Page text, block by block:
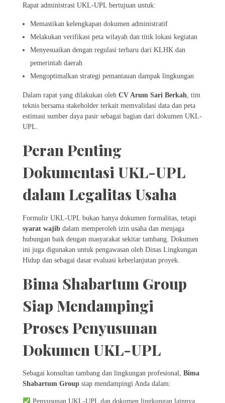
Rapat administrasi UKL-UPL bertujuan untuk:
Memastikan kelengkapan dokumen administratif
Melakukan verifikasi peta wilayah dan titik lokasi kegiatan
Menyesuaikan dengan regulasi terbaru dari KLHK dan
pemerintah daerah
Mengoptimalkan strategi pemantauan dampak lingkungan
Dalam rapat yang dilakukan oleh CV Arum Sari Berkah, tim
teknis bersama stakeholder terkait memvalidasi data dan peta
estimasi sumber daya pasir sebagai bagian dari dokumen UKL-
UPL.
Peran Penting
Dokumentasi UKL-UPL
dalam Legalitas Usaha
Formulir UKL-UPL bukan hanya dokumen formalitas, tetapi
syarat wajib dalam memperoleh izin usaha dan menjaga
hubungan baik dengan masyarakat sekitar tambang. Dokumen
ini juga digunakan untuk pengawasan oleh Dinas Lingkungan
Hidup dan sebagai dasar evaluasi keberlanjutan proyek.
Bima Shabartum Group
Siap Mendampingi
Proses Penyusunan
Dokumen UKL-UPL
Sebagai konsultan tambang dan lingkungan profesional, Bima
Shabartum Group siap mendampingi Anda dalam:
Penyusunan UKL-UPL dan dokumen lingkungan lainnya